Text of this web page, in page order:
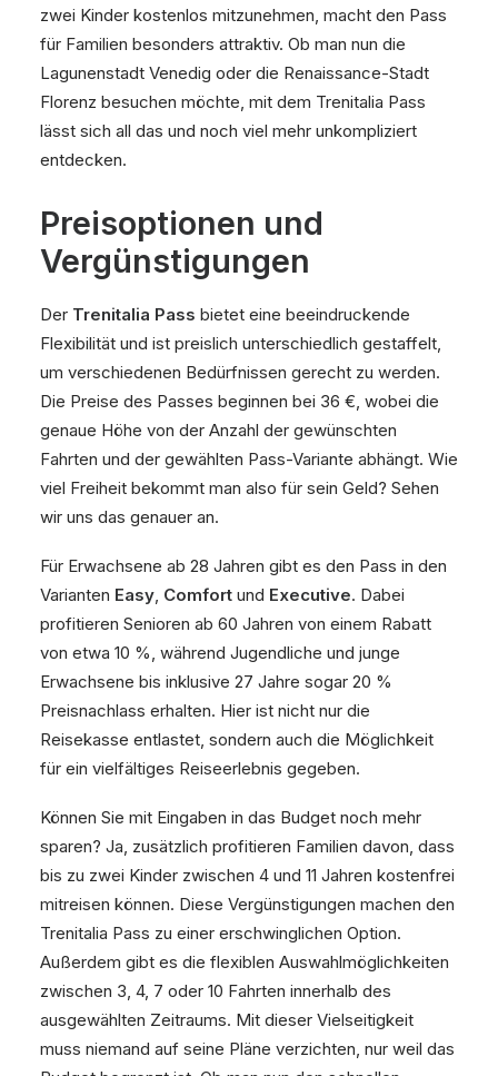
zwei Kinder kostenlos mitzunehmen, macht den Pass
für Familien besonders attraktiv. Ob man nun die
Lagunenstadt Venedig oder die Renaissance-Stadt
Florenz besuchen möchte, mit dem Trenitalia Pass
lässt sich all das und noch viel mehr unkompliziert
entdecken.
Preisoptionen und
Vergünstigungen
Der Trenitalia Pass bietet eine beeindruckende
Flexibilität und ist preislich unterschiedlich gestaffelt,
um verschiedenen Bedürfnissen gerecht zu werden.
Die Preise des Passes beginnen bei 36 €, wobei die
genaue Höhe von der Anzahl der gewünschten
Fahrten und der gewählten Pass-Variante abhängt. Wie
viel Freiheit bekommt man also für sein Geld? Sehen
wir uns das genauer an.
Für Erwachsene ab 28 Jahren gibt es den Pass in den
Varianten Easy, Comfort und Executive. Dabei
profitieren Senioren ab 60 Jahren von einem Rabatt
von etwa 10 %, während Jugendliche und junge
Erwachsene bis inklusive 27 Jahre sogar 20 %
Preisnachlass erhalten. Hier ist nicht nur die
Reisekasse entlastet, sondern auch die Möglichkeit
für ein vielfältiges Reiseerlebnis gegeben.
Können Sie mit Eingaben in das Budget noch mehr
sparen? Ja, zusätzlich profitieren Familien davon, dass
bis zu zwei Kinder zwischen 4 und 11 Jahren kostenfrei
mitreisen können. Diese Vergünstigungen machen den
Trenitalia Pass zu einer erschwinglichen Option.
Außerdem gibt es die flexiblen Auswahlmöglichkeiten
zwischen 3, 4, 7 oder 10 Fahrten innerhalb des
ausgewählten Zeitraums. Mit dieser Vielseitigkeit
muss niemand auf seine Pläne verzichten, nur weil das